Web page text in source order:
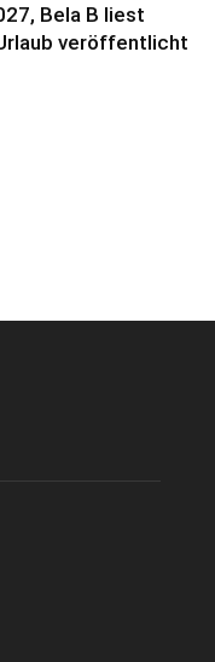
Bela B liest
veröffentlicht